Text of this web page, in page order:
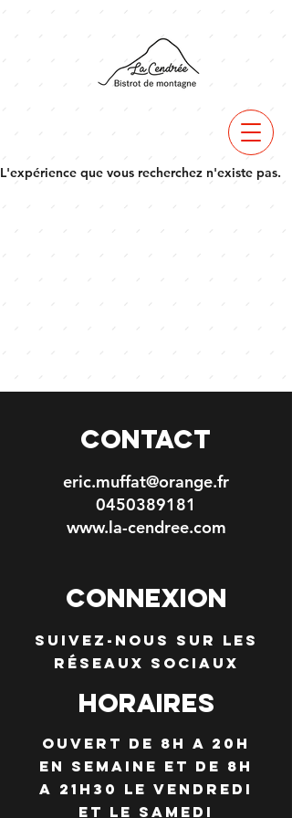
L'expérience que vous recherchez n'existe pas.
CONTACT
eric.muffat@orange.fr
0450389181
www.la-cendree.com
ConneXION
Suivez-nous sur les
réseaux sociaux
Horaires
Ouvert de 8H a 20h
en semaine et de 8h
a 21h30 le vendredi
et le samedi